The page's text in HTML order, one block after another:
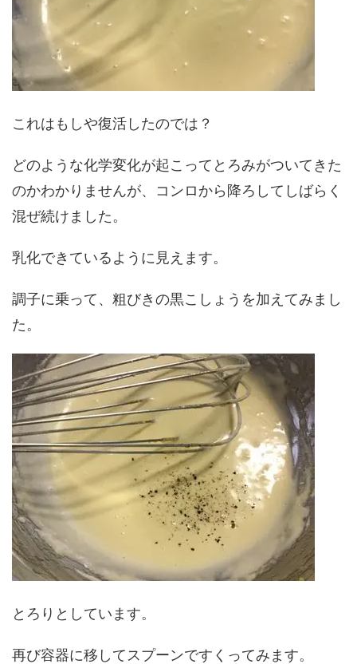
これはもしや復活したのでは？
どのような化学変化が起こってとろみがついてきた
のかわかりませんが、コンロから降ろしてしばらく
混ぜ続けました。
乳化できているように見えます。
調子に乗って、粗びきの黒こしょうを加えてみまし
た。
とろりとしています。
再び容器に移してスプーンですくってみます。